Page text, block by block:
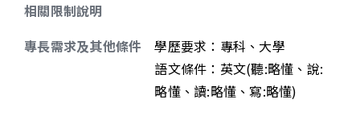
相關限制說明
專長需求及其他條件
學歷要求：專科、大學
語文條件：英文(聽:略懂、說:
略懂、讀:略懂、寫:略懂)